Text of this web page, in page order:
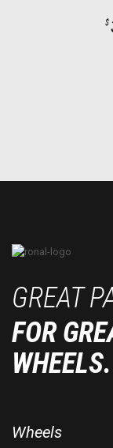
$
GREAT
FOR
WHEELS.
Wheels